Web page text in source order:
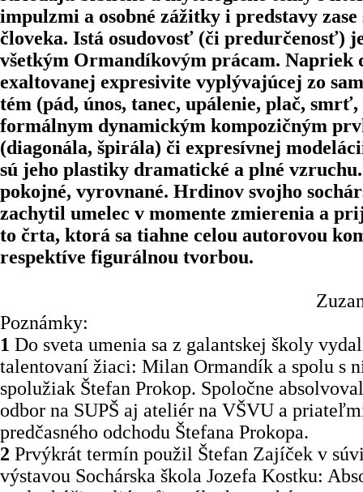
impulzmi a osobné zážitky i predstavy zase
človeka. Istá osudovosť (či predurčenosť)
všetkým Ormandíkovým prácam. Napriek
exaltovanej expresivite vyplývajúcej zo
tém (pád, únos, tanec, upálenie, plač,
formálnym dynamickým kompozičným
(diagonála, špirála) či expresívnej
sú jeho plastiky dramatické a plné
pokojné, vyrovnané. Hrdinov svojho
zachytil umelec v momente zmierenia a
to črta, ktorá sa tiahne celou autorovou
respektíve figurálnou tvorbou.
Zuzana
Poznámky:
1 Do sveta umenia sa z galantskej školy
talentovaní žiaci: Milan Ormandík a spolu s
spolužiak Štefan Prokop. Spoločne
odbor na SUPŠ aj ateliér na VŠVU a
predčasného odchodu Štefana Prokopa.
2 Prvýkrát termín použil Štefan Zajíček v
výstavou Sochárska škola Jozefa Kostku: